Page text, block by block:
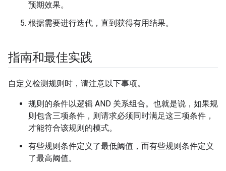
预期效果。
根据需要进行迭代，直到获得有用结果。
指南和最佳实践
自定义检测规则时，请注意以下事项。
规则的条件以逻辑 AND 关系组合。也就是说，如果规
则包含三项条件，则请求必须同时满足这三项条件，
才能符合该规则的模式。
有些规则条件定义了最低阈值，而有些规则条件定义
了最高阈值。